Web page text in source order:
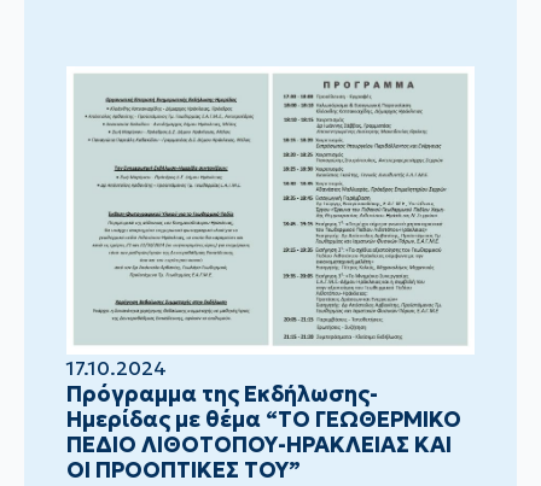
17.10.2024
Πρόγραμμα της Εκδήλωσης-
Ημερίδας με θέμα “ΤΟ ΓΕΩΘΕΡΜΙΚΟ
ΠΕΔΙΟ ΛΙΘΟΤΟΠΟΥ-ΗΡΑΚΛΕΙΑΣ ΚΑΙ
ΟΙ ΠΡΟΟΠΤΙΚΕΣ ΤΟΥ”